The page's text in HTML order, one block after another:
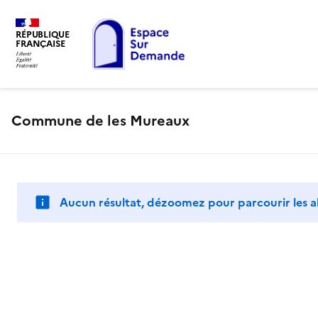
RÉPUBLIQUE
FRANÇAISE
Commune de les Mureaux
Aucun résultat, dézoomez pour parcourir les